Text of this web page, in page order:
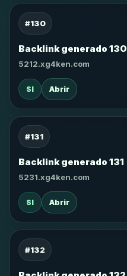
#130
Backlink generado 130
5212.xg4ken.com
SI Abrir
#131
Backlink generado 131
5231.xg4ken.com
SI Abrir
#132